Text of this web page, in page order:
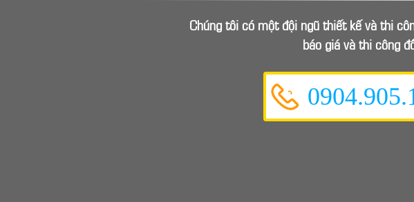
Chúng tôi có một đội ngũ thiết kế và thi
báo giá và thi công